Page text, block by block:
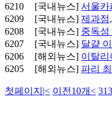
6210 [국내뉴스] 서울카
6209
[국내뉴스] 제과점
6208
[국내뉴스] 중독성
6207
[국내뉴스] 달걀
6206
[해외뉴스] 이탈리
6205
[해외뉴스] 파리
첫페이지 |< 이전10개< 31